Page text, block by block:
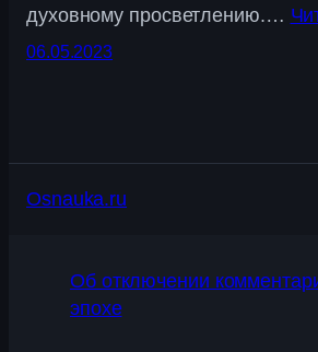
духовному просветлению.…
06.05.2023
Osnauka.ru
Об отключении
эпохе